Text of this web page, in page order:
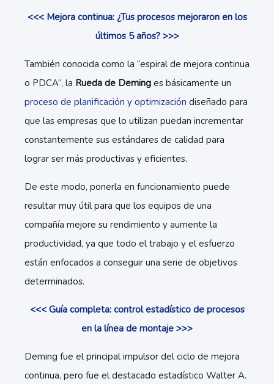
<<< Mejora continua: ¿Tus procesos mejoraron en los
últimos 5 años? >>>
También conocida como la “espiral de mejora continua
o PDCA”, la Rueda de Deming es básicamente un
proceso de planificación y optimización diseñado para
que las empresas que lo utilizan puedan incrementar
constantemente sus estándares de calidad para
lograr ser más productivas y eficientes.
De este modo, ponerla en funcionamiento puede
resultar muy útil para que los equipos de una
compañía mejore su rendimiento y aumente la
productividad, ya que todo el trabajo y el esfuerzo
están enfocados a conseguir una serie de objetivos
determinados.
<<< Guía completa: control estadístico de procesos
en la línea de montaje >>>
Deming fue el principal impulsor del ciclo de mejora
continua, pero fue el destacado estadístico Walter A.